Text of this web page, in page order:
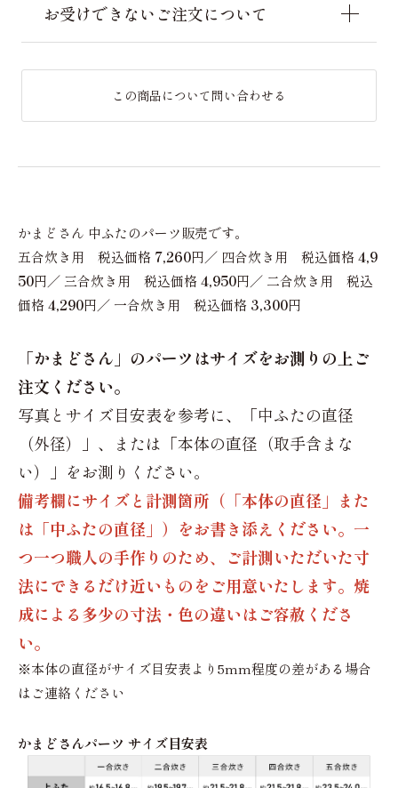
お受けできないご注文について
この商品について問い合わせる
かまどさん 中ふたのパーツ販売です。
五合炊き用 税込価格 7,260円／ 四合炊き用 税込価格4,9
50円／ 三合炊き用 税込価格4,950円／ 二合炊き用 税込
価格4,290円／ 一合炊き用 税込価格 3,300円
「かまどさん」のパーツはサイズをお測りの上ご
注文ください。
写真とサイズ目安表を参考に、「中ふたの直径
（外径）」、または「本体の直径（取手含まな
い）」をお測りください。
備考欄にサイズと計測箇所（「本体の直径」また
は「中ふたの直径」）をお書き添えください。一
つ一つ職人の手作りのため、ご計測いただいた寸
法にできるだけ近いものをご用意いたします。焼
成による多少の寸法・色の違いはご容赦くださ
い。
※本体の直径がサイズ目安表より5mm程度の差がある場合
はご連絡ください
かまどさんパーツ サイズ目安表